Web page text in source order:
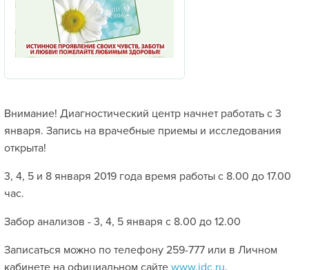
Внимание! Диагностический центр начнет работать с 3
января. Запись на врачебные приемы и исследования
открыта!
3, 4, 5 и 8 января 2019 года время работы с 8.00 до 17.00
час.
Забор анализов - 3, 4, 5 января с 8.00 до 12.00
Записаться можно по телефону 259-777 или в Личном
кабинете на официальном сайте www.idc.ru.